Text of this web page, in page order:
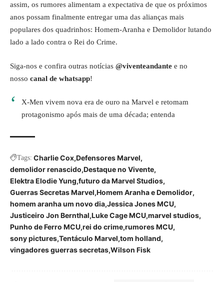
assim, os rumores alimentam a expectativa de que os próximos
anos possam finalmente entregar uma das alianças mais
populares dos quadrinhos: Homem-Aranha e Demolidor lutando
lado a lado contra o Rei do Crime.
Siga-nos e confira outras notícias @viventeandante e no
nosso canal de whatsapp!
X-Men vivem nova era de ouro na Marvel e retomam
protagonismo após mais de uma década; entenda
Tags: Charlie Cox Defensores Marvel
demolidor renascido Destaque no Vivente
Elektra Elodie Yung futuro da Marvel Studios
Guerras Secretas Marvel Homem Aranha e Demolidor
homem aranha um novo dia Jessica Jones MCU
Justiceiro Jon Bernthal Luke Cage MCU marvel studios
Punho de Ferro MCU rei do crime rumores MCU
sony pictures Tentáculo Marvel tom holland
vingadores guerras secretas Wilson Fisk